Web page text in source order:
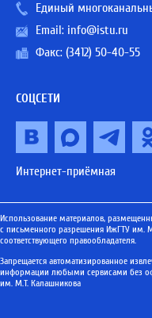
Единый
Email: info@istu.ru
Факс: (3412) 50-40-55
СОЦСЕТИ
Интернет-приёмная
Использование материалов,
с письменного разрешения ИжГТУ им.
соответствующего правообладателя.
Запрещается автоматизированное
информации любыми сервисами без
им. М.Т. Калашникова